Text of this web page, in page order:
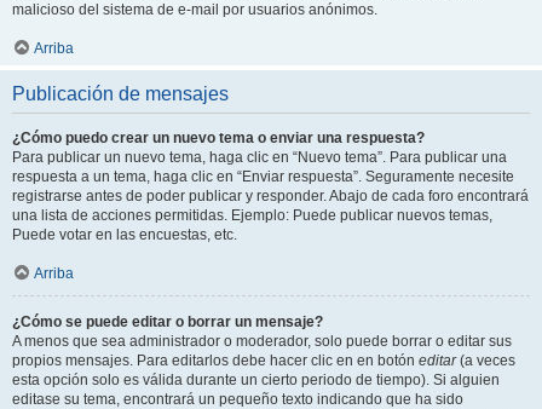
malicioso del sistema de e-mail por usuarios anónimos.
Arriba
Publicación de mensajes
¿Cómo puedo crear un nuevo tema o enviar una respuesta?
Para publicar un nuevo tema, haga clic en “Nuevo tema”. Para publicar una
respuesta a un tema, haga clic en “Enviar respuesta”. Seguramente necesite
registrarse antes de poder publicar y responder. Abajo de cada foro encontrará
una lista de acciones permitidas. Ejemplo: Puede publicar nuevos temas,
Puede votar en las encuestas, etc.
Arriba
¿Cómo se puede editar o borrar un mensaje?
A menos que sea administrador o moderador, solo puede borrar o editar sus
propios mensajes. Para editarlos debe hacer clic en en botón editar(a veces
esta opción solo es válida durante un cierto periodo de tiempo). Si alguien
editase su tema, encontrará un pequeño texto indicando que ha sido